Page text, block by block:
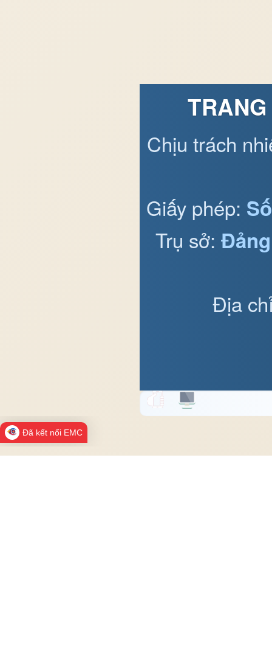
Chịu trách
Giấy phép:
Trụ sở:
Địa
Đã kết nối EMC